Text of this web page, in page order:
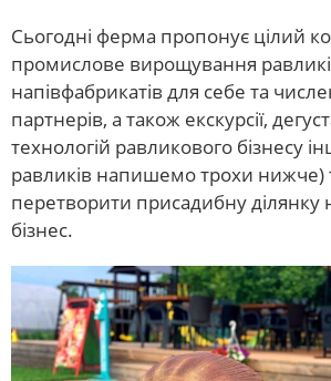
Сьогодні ферма пропонує цілий
промислове вирощування
напівфабрикатів для себе та
партнерів, а також екскурсії,
технологій равликового бізнесу
равликів напишемо трохи нижче)
перетворити присадибну ділянку
бізнес.